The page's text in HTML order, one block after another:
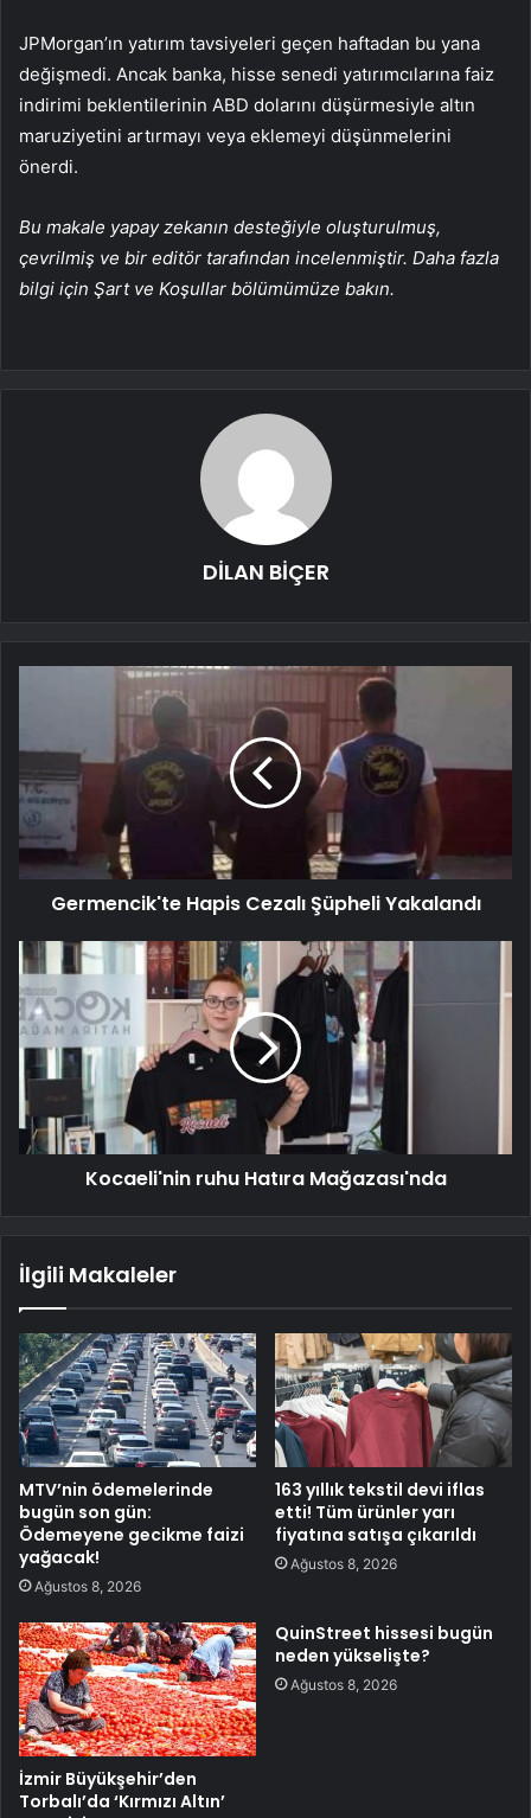
JPMorgan’ın yatırım tavsiyeleri geçen haftadan bu yana
değişmedi. Ancak banka, hisse senedi yatırımcılarına faiz
indirimi beklentilerinin ABD dolarını düşürmesiyle altın
maruziyetini artırmayı veya eklemeyi düşünmelerini
önerdi.
Bu makale yapay zekanın desteğiyle oluşturulmuş,
çevrilmiş ve bir editör tarafından incelenmiştir. Daha fazla
bilgi için Şart ve Koşullar bölümümüze bakın.
DİLAN BİÇER
Germencik'te Hapis Cezalı Şüpheli Yakalandı
Kocaeli'nin ruhu Hatıra Mağazası'nda
İlgili Makaleler
MTV’nin ödemelerinde
bugün son gün:
Ödemeyene gecikme faizi
yağacak!
Ağustos 8, 2026
163 yıllık tekstil devi iflas
etti! Tüm ürünler yarı
fiyatına satışa çıkarıldı
Ağustos 8, 2026
İzmir Büyükşehir’den
Torbalı’da ‘Kırmızı Altın’
QuinStreet hissesi bugün
neden yükselişte?
Ağustos 8, 2026